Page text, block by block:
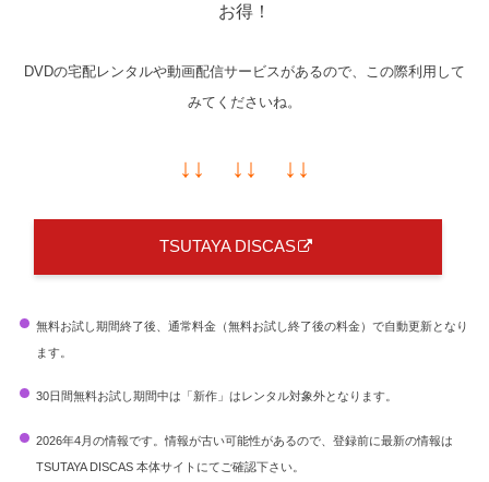
お得！
DVDの宅配レンタルや動画配信サービスがあるので、この際利用して
みてくださいね。
↓↓ ↓↓ ↓↓
TSUTAYA DISCAS
無料お試し期間終了後、通常料金（無料お試し終了後の料金）で自動更新となり
ます。
30日間無料お試し期間中は「新作」はレンタル対象外となります。
2026年4月の情報です。情報が古い可能性があるので、登録前に最新の情報は
TSUTAYA DISCAS 本体サイトにてご確認下さい。